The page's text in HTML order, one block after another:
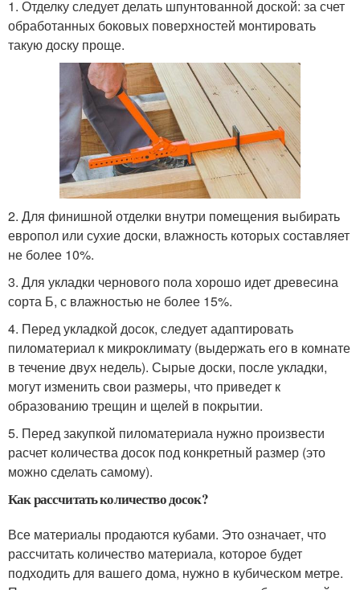
1. Отделку следует делать шпунтованной доской: за счет
обработанных боковых поверхностей монтировать
такую доску проще.
2. Для финишной отделки внутри помещения выбирать
европол или сухие доски, влажность которых составляет
не более 10%.
3. Для укладки чернового пола хорошо идет древесина
сорта Б, с влажностью не более 15%.
4. Перед укладкой досок, следует адаптировать
пиломатериал к микроклимату (выдержать его в комнате
в течение двух недель). Сырые доски, после укладки,
могут изменить свои размеры, что приведет к
образованию трещин и щелей в покрытии.
5. Перед закупкой пиломатериала нужно произвести
расчет количества досок под конкретный размер (это
можно сделать самому).
Как рассчитать количество досок?
Все материалы продаются кубами. Это означает, что
рассчитать количество материала, которое будет
подходить для вашего дома, нужно в кубическом метре.